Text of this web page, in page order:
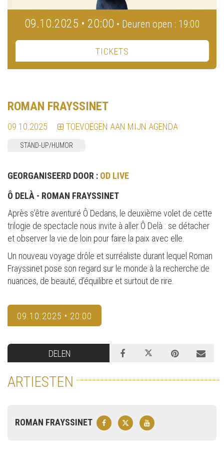
09.10.2025 • 20:00 • Deuren open : 19:00
TICKETS
ROMAN FRAYSSINET
09.10.2025 TOEVOEGEN AAN MIJN AGENDA
STAND-UP/HUMOR
GEORGANISEERD DOOR : OD LIVE
Ô DELÀ - ROMAN FRAYSSINET
Après s’être aventuré Ô Dedans, le deuxième volet de cette
trilogie de spectacle nous invite à aller Ô Delà : se détacher
et observer la vie de loin pour faire la paix avec elle.
Un nouveau voyage drôle et surréaliste durant lequel Roman
Frayssinet pose son regard sur le monde à la recherche de
nuances, de beauté, d’équilibre et surtout de rire.
09.10.2025 • 20:00
DELEN
ARTIESTEN
ROMAN FRAYSSINET